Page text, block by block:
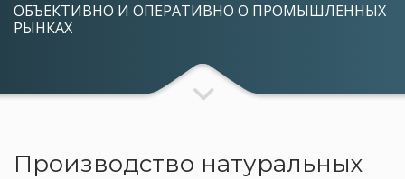
ОБЪЕКТИВНО И ОПЕРАТИВНО О ПРОМЫШЛЕННЫХ
РЫНКАХ
Производство натуральных